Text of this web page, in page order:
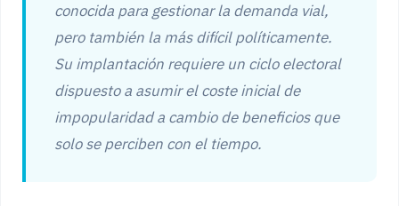
conocida para gestionar la demanda vial,
pero también la más difícil políticamente.
Su implantación requiere un ciclo electoral
dispuesto a asumir el coste inicial de
impopularidad a cambio de beneficios que
solo se perciben con el tiempo.